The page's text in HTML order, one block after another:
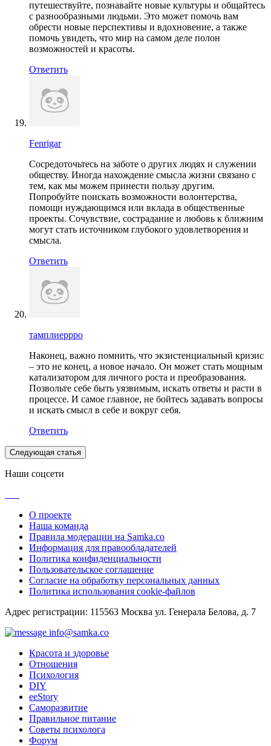
путешествуйте, познавайте новые культуры и общайтесь
с разнообразными людьми. Это может помочь вам
обрести новые перспективы и вдохновение, а также
помочь увидеть, что мир на самом деле полон
возможностей и красоты.
Ответить
Fenrigar
Сосредоточьтесь на заботе о других людях и служении
обществу. Иногда нахождение смысла жизни связано с
тем, как мы можем принести пользу другим.
Попробуйте поискать возможности волонтерства,
помощи нуждающимся или вклада в общественные
проекты. Сочувствие, сострадание и любовь к ближним
могут стать источником глубокого удовлетворения и
смысла.
Ответить
тамплиеррро
Наконец, важно помнить, что экзистенциальный кризис
– это не конец, а новое начало. Он может стать мощным
катализатором для личного роста и преобразования.
Позвольте себе быть уязвимым, искать ответы и расти в
процессе. И самое главное, не бойтесь задавать вопросы
и искать смысл в себе и вокруг себя.
Ответить
Следующая статья
Наши соцсети
О проекте
Наша команда
Правила модерации на Samka.co
Информация для правообладателей
Политика конфиденциальности
Пользовательское соглашение
Согласие на обработку персональных данных
Политика использования cookie-файлов
Адрес регистрации: 115563 Москва ул. Генерала Белова, д. 7
info@samka.co
Красота и здоровье
Отношения
Психология
DIY
ееStory
Саморазвитие
Правильное питание
Советы психолога
Форум